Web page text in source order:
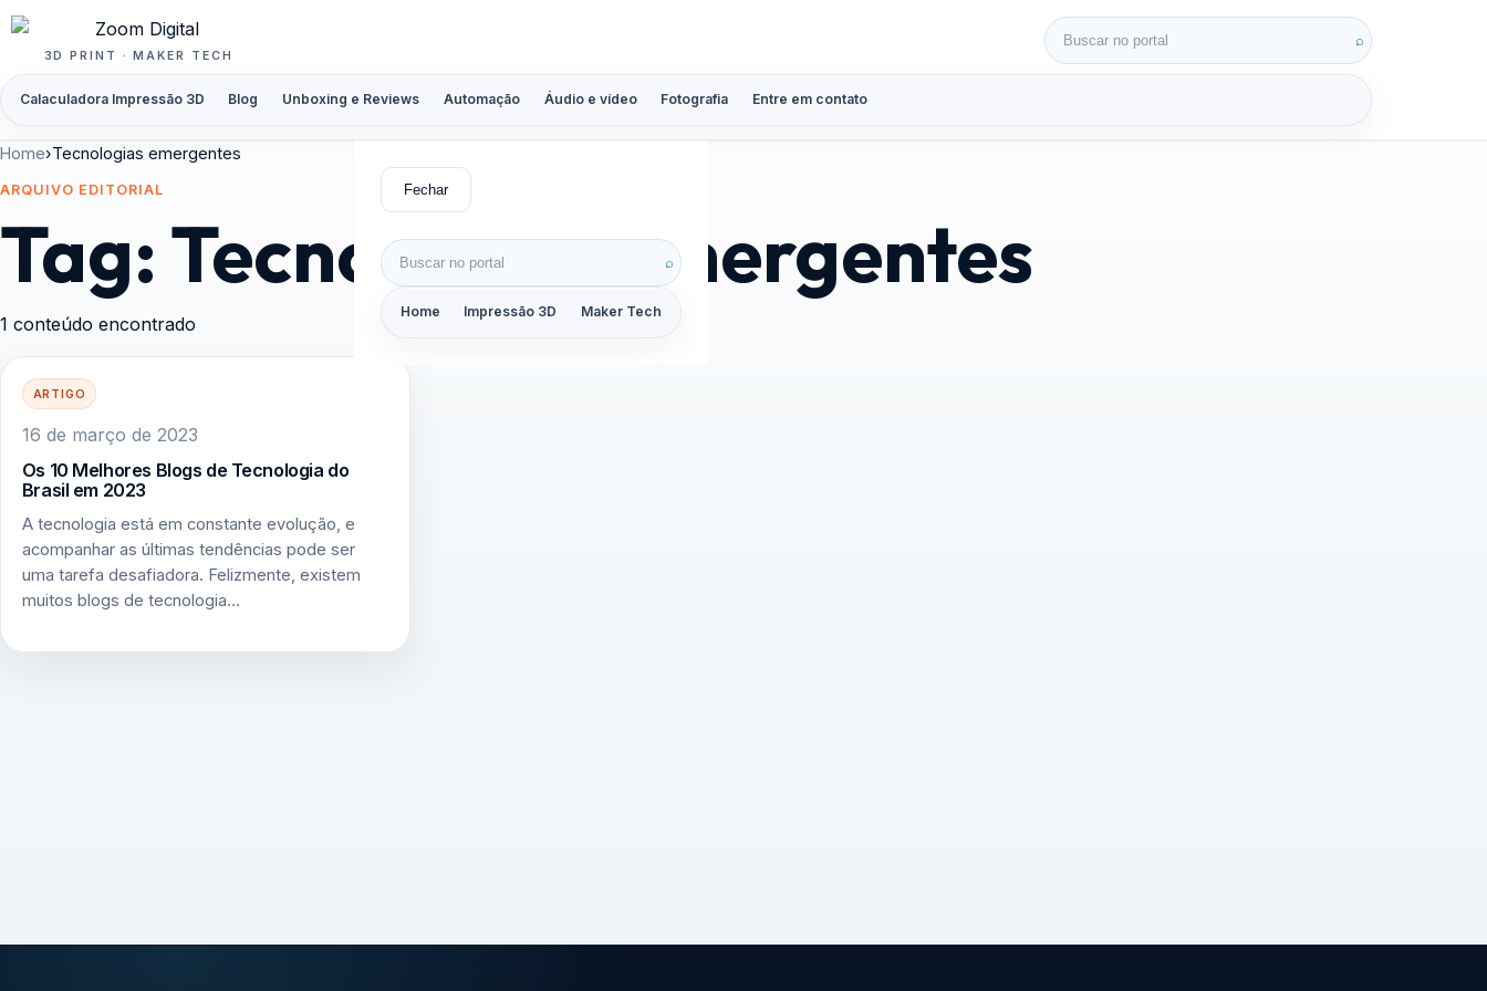
Pular para o conteúdo
3D PRINT · MAKER TECH
Calaculadora Impressão 3D Blog Unboxing e Reviews Automação Áudio e vídeo Fotografia Entre em contato
Buscar por: ⌕
Fechar
Buscar por: ⌕
Home Impressão 3D Maker Tech
Home›Tecnologias emergentes
ARQUIVO EDITORIAL
Tag:Tecnologias emergentes
1 conteúdo encontrado
ARTIGO
16 de março de 2023
Os 10 Melhores Blogs de Tecnologia do
Brasil em 2023
A tecnologia está em constante evolução, e
acompanhar as últimas tendências pode ser
uma tarefa desafiadora. Felizmente, existem
muitos blogs de tecnologia…